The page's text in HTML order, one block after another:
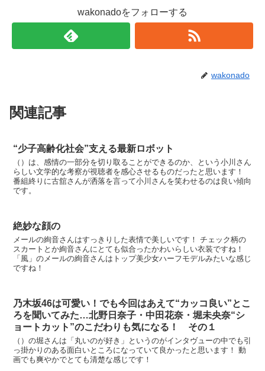
wakonadoをフォローする
wakonado
関連記事
“少子高齢化社会”支える最新ロボット
（）は、感情の一部分を切り取ることができるのか、という小川さん
らしい文学的な考察が視聴者を感心させるものだったと思います！
番組終りに古舘さんが洒落を言って小川さんを笑わせるのは良い傾向
です。
絶妙な顔の
メールの絢音さんはすっきりした表情で美しいです！ チェック柄の
スカートとか絢音さんにとても似合ったかわいらしい衣装ですね！
「風」のメールの絢音さんはトップ美少女ハーフモデルみたいな感じ
ですね！
乃木坂46は可愛い！でも今回はあえて“カッコ良い”とこ
ろを聞いてみた…北野日奈子・中田花奈・堀未央奈“シ
ョートカット”のこだわりも気になる！ その１
（）の堀さんは「丸いのが好き」というのがインタヴューの中でも引
っ掛かりのある面白いところになっていて良かったと思います！ 動
画でも爽やかでとても清楚な感じです！